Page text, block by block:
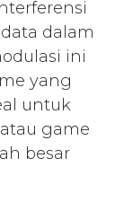
dalam
ini
yang
untuk
game
besar